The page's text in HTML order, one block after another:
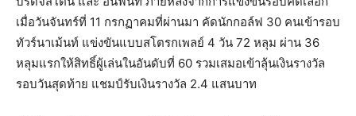
เมื่อวันจันทร์ที่ 11 กรกฏาคมที่ผ่านมา คัดนักกอล์ฟ 30 คนเข้ารอบ
ทัวร์นาเม้นท์ แข่งขันแบบสโตรกเพลย์ 4 วัน 72 หลุม ผ่าน 36
หลุมแรกให้สิทธิ์ผู้เล่นในอันดับที่ 60 รวมเสมอเข้าลุ้นเงินรางวัล
รอบวันสุดท้าย แชมป์รับเงินรางวัล 2.4 แสนบาท